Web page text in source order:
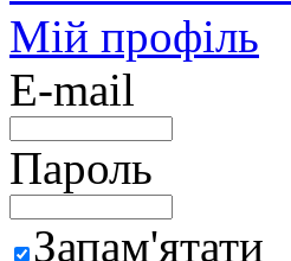
Мій профіль
E-mail
Пароль
Запам'ятати